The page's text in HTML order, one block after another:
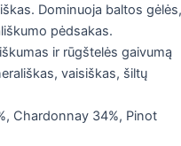
Dominuoja baltos gėlės,
pėdsakas.
ir rūgštelės gaivumą
vaisiškas, šiltų
Chardonnay 34%, Pinot